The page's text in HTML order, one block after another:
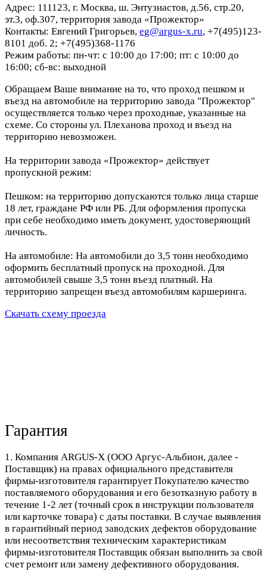
Адрес: 111123, г. Москва, ш. Энтузиастов, д.56, стр.20,
эт.3, оф.307, территория завода «Прожектор»
Контакты: Евгений Григорьев, eg@argus-x.ru, +7(495)123-
8101 доб. 2; +7(495)368-1176
Режим работы: пн-чт: с 10:00 до 17:00; пт: с 10:00 до
16:00; сб-вс: выходной
Обращаем Ваше внимание на то, что проход пешком и
въезд на автомобиле на территорию завода "Прожектор"
осуществляется только через проходные, указанные на
схеме. Со стороны ул. Плеханова проход и въезд на
территорию невозможен.
На территории завода «Прожектор» действует
пропускной режим:
Пешком: на территорию допускаются только лица старше
18 лет, граждане РФ или РБ. Для оформления пропуска
при себе необходимо иметь документ, удостоверяющий
личность.
На автомобиле: На автомобили до 3,5 тонн необходимо
оформить бесплатный пропуск на проходной. Для
автомобилей свыше 3,5 тонн въезд платный. На
территорию запрещен въезд автомобилям каршеринга.
Скачать схему проезда
Гарантия
1. Компания ARGUS-X (ООО Аргус-Альбион, далее -
Поставщик) на правах официального представителя
фирмы-изготовителя гарантирует Покупателю качество
поставляемого оборудования и его безотказную работу в
течение 1-2 лет (точный срок в инструкции пользователя
или карточке товара) с даты поставки. В случае выявления
в гарантийный период заводских дефектов оборудование
или несоответствия техническим характеристикам
фирмы-изготовителя Поставщик обязан выполнить за свой
счет ремонт или замену дефективного оборудования.